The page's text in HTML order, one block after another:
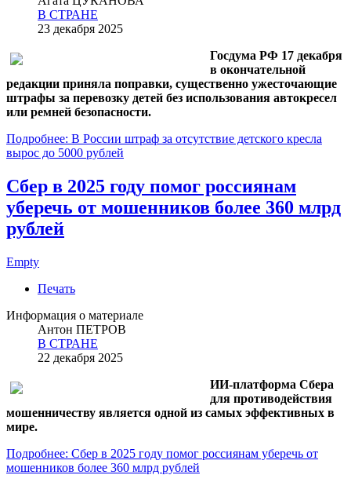
В СТРАНЕ
23 декабря 2025
Госдума РФ 17 декабря
в окончательной
редакции приняла поправки, существенно ужесточающие
штрафы за перевозку детей без использования автокресел
или ремней безопасности.
Подробнее: В России штраф за отсутствие детского кресла
вырос до 5000 рублей
Сбер в 2025 году помог россиянам
уберечь от мошенников более 360 млрд
рублей
Empty
Печать
Информация о материале
Антон ПЕТРОВ
В СТРАНЕ
22 декабря 2025
ИИ-платформа Сбера
для противодействия
мошенничеству является одной из самых эффективных в
мире.
Подробнее: Сбер в 2025 году помог россиянам уберечь от
мошенников более 360 млрд рублей